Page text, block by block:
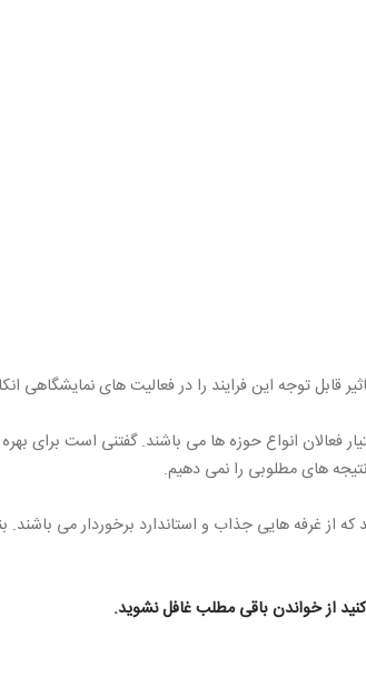
قابل توجه این فرایند را در فعالیت های نمایشگاهی
فعالان انواع حوزه ها می باشند. گفتنی است برای
های مطلوبی را نمی دهیم.
که از غرفه هایی جذاب و استاندارد برخوردار می
از خواندن باقی مطلب غافل نشوید.